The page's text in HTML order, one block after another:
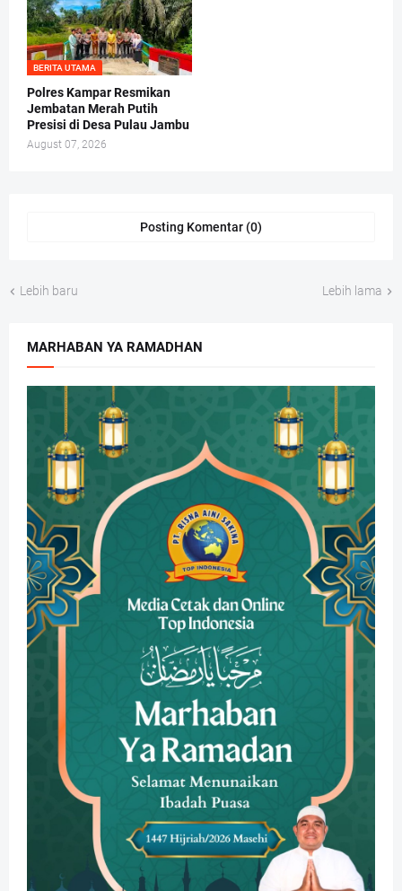
BERITA UTAMA
Polres Kampar Resmikan
Jembatan Merah Putih
Presisi di Desa Pulau Jambu
August 07, 2026
Posting Komentar (0)
Lebih baru Lebih lama
MARHABAN YA RAMADHAN